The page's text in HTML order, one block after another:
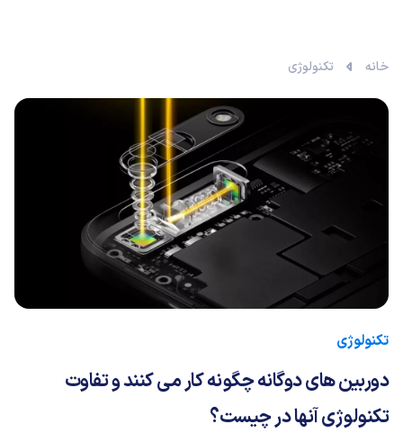
خانه تکنولوژی
تکنولوژی
دوربین های دوگانه چگونه کار می کنند و تفاوت
تکنولوژی آنها در چیست؟